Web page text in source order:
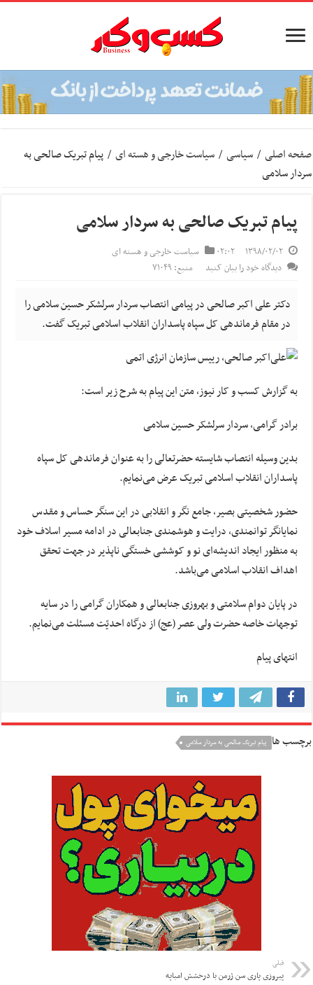
صفحه اصلی / سیاسی / سیاست خارجی و هسته ای / پیام تبریک صالحی به
سردار سلامی
پیام تبریک صالحی به سردار سلامی
۱۳۹۸/۰۲/۰۲ ۰۲:۰۲
سیاست خارجی و هسته ای
دیدگاه خود را بیان کنید
منبع: ۷۱۰۴۹
دکتر علی اکبر صالحی در پیامی انتصاب سردار سرلشکر حسین سلامی را
در مقام فرماندهی کل سپاه پاسداران انقلاب اسلامی تبریک گفت.
به گزارش کسب و کار نیوز، متن این پیام به شرح زیر است:
برادر گرامی، سردار سرلشکر حسین سلامی
بدین وسیله انتصاب شایسته حضرتعالی را به عنوان فرماندهی کل سپاه
پاسداران انقلاب اسلامی تبریک عرض می‌نمایم.
حضور شخصیتی بصیر، جامعنگرو انقلابی در این سنگر حساس و مقدس
نمایانگر توانمندی، درایت و هوشمندی جنابعالی در ادامه مسیر اسلاف خود
به منظور ایجاد اندیشه‌ای نو و کوششی خستگی ناپذیر در جهت تحقق
اهداف انقلاب اسلامی می‌باشد.
در پایان دوام سلامتی و بهروزی جنابعالی و همکاران گرامی را در سایه
توجهات خاصه حضرت ولی عصر (عج) از درگاه احدیّت مسئلت می‌نمایم.
انتهای پیام
برچسب ها پیام تبریک صالحی به سردار سلامی
قبلی
پیروزی پاری سن ژرمن با درخشش امباپه